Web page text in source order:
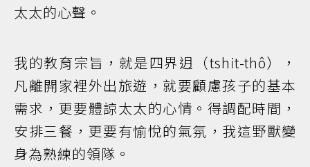
太太的心聲。
我的教育宗旨，就是四界迌（tshit-thô），
凡離開家裡外出旅遊，就要顧慮孩子的基本
需求，更要體諒太太的心情。得調配時間，
安排三餐，更要有愉悅的氣氛，我這野獸變
身為熟練的領隊。